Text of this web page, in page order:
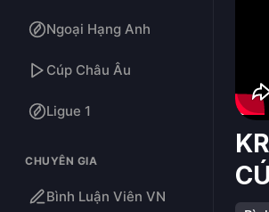
Ngoại Hạng Anh
Cúp Châu Âu
Ligue 1
CHUYÊN GIA
Bình Luận Viên VN